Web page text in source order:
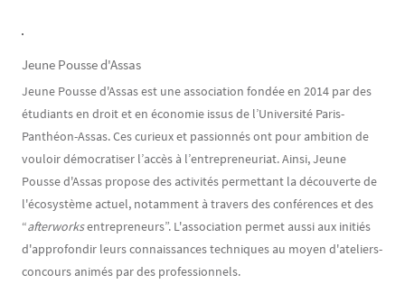
Jeune Pousse d'Assas
Jeune Pousse d'Assas est une association fondée en 2014 par des
étudiants en droit et en économie issus de l’Université Paris-
Panthéon-Assas. Ces curieux et passionnés ont pour ambition de
vouloir démocratiser l’accès à l’entrepreneuriat. Ainsi, Jeune
Pousse d'Assas propose des activités permettant la découverte de
l'écosystème actuel, notamment à travers des conférences et des
“afterworksentrepreneurs”. L'association permet aussi aux initiés
d'approfondir leurs connaissances techniques au moyen d'ateliers-
concours animés par des professionnels.